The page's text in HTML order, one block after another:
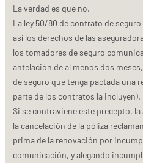
La verdad es que no.
La ley 50/80 de contrato de
así los derechos de las
los tomadores de seguro
antelación de al menos dos
de seguro que tenga pactada una
parte de los contratos la incluyen).
Si se contraviene este precepto,
la cancelación de la póliza
prima de la renovación por
comunicación, y alegando